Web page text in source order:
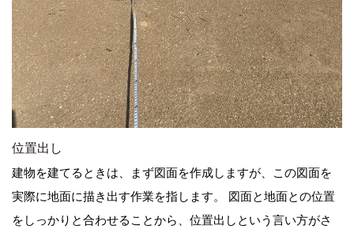
位置出し
建物を建てるときは、まず図面を作成しますが、この図面を
実際に地面に描き出す作業を指します。 図面と地面との位置
をしっかりと合わせることから、位置出しという言い方がさ